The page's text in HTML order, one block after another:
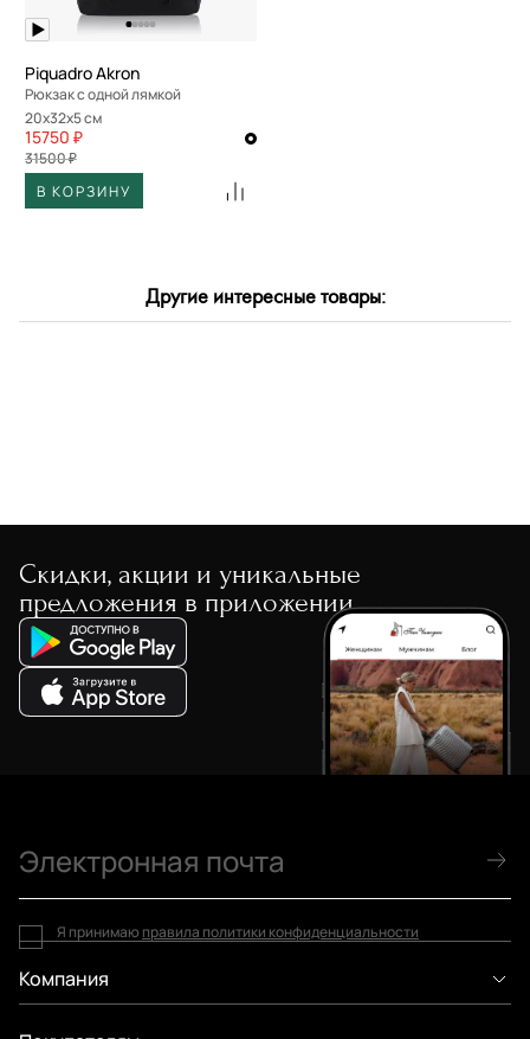
Piquadro Akron
Рюкзак с одной лямкой
20x32x5 см
15750 ₽
31500 ₽
В КОРЗИНУ
Другие интересные товары:
Скидки, акции и уникальные
предложения в приложении
Компания
Я принимаю правила политики конфиденциальности